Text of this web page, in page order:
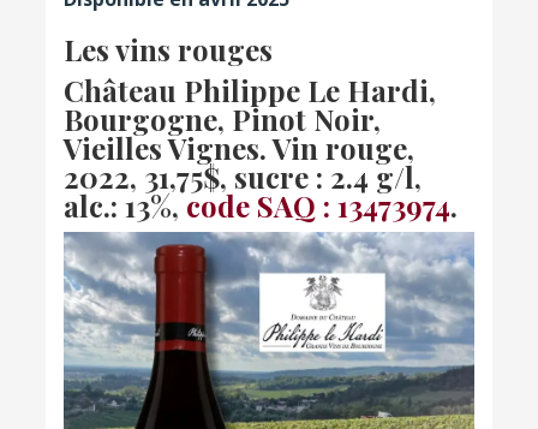
Les vins rouges
Château Philippe Le Hardi,
Bourgogne, Pinot Noir,
Vieilles Vignes. Vin rouge,
2022, 31,75$, sucre : 2.4 g/l,
alc.: 13%,code SAQ : 13473974.